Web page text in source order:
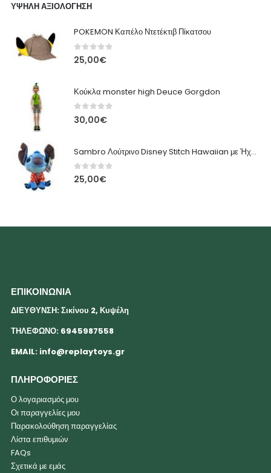
ΥΨΗΛΉ ΑΞΙΟΛΌΓΗΣΗ
POKEMON Καπέλο Ντετέκτιβ Πίκατσου
0out of 5
25,00€
Κούκλα monster high Deuce Gorgdon
0 out of 5
30,00€
Sambro Λούτρινο Disney Stitch Hawaiian με Ήχο 33 εκ.
0out of 5
25,00€
ΕΠΙΚΟΙΝΩΝΙΑ
ΔΙΕΥΘΥΝΣΗ: Σικίνου 2, Κυψέλη
ΤΗΛΕΦΩΝΟ: 6945987558
EMAIL: info@replaytoys.gr
ΠΛΗΡΟΦΟΡΙΕΣ
Ο λογαριασμός μου
Οι παραγγελίες μου
Παρακολούθηση παραγγελίας
Λίστα επιθυμιών
FAQs
Σχετικά με εμάς